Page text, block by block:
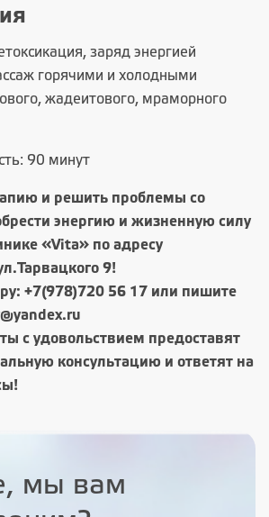
заряд энергией
горячими и холодными
жадеитового, мраморного
90 минут
и решить проблемы со
энергию и жизненную силу
«Vita» по адресу
9!
+7(978)720 56 17 или пишите
с удовольствием предоставят
консультацию и ответят на
мы вам